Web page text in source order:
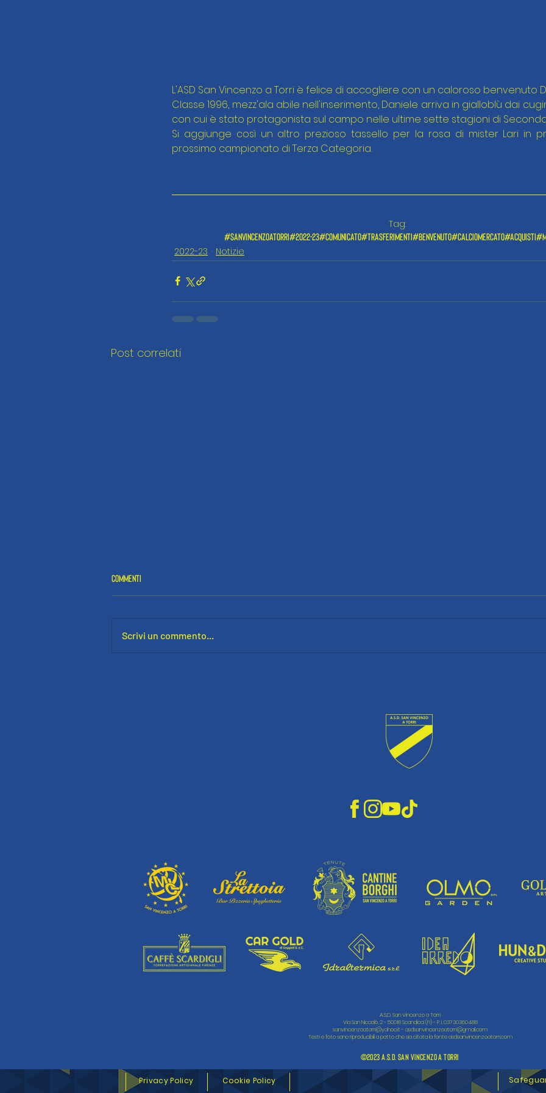
L'ASD San Vincenzo a Torri è felice di accogliere con un caloroso benvenuto
Classe 1996, mezz'ala abile nell'inserimento, Daniele arriva in gialloblù dai
con cui è stato protagonista sul campo nelle ultime sette stagioni di
Si aggiunge così un altro prezioso tassello per la rosa di mister Lari in
prossimo campionato di Terza Categoria.
Tag:
#sanvincenzoatorri#2022-23#comunicato#trasferimenti#benvenuto#calciomercato#acquisti
2022-23 Notizie
Post correlati
Commenti
Scrivi un commento...
A.S.D. San Vincenzo a Torri
Via San Niccolò, 2 - 50018 Scandicci (FI) - P. I. 03730360488
sanvincenzoatorri@yahoo.it - asdsanvincenzoatorri@gmail.com
Testi e foto sono riproducibili a patto che sia citata la fonte asdsanvincenzoatorri.com
©2023 A.S.D. San Vincenzo a Torri
Privacy Policy Cookie Policy